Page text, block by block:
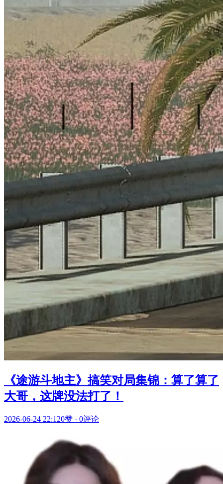
《途游斗地主》搞笑对局集锦：算了算了
大哥，这牌没法打了！
2026-06-24 22:120赞 · 0评论